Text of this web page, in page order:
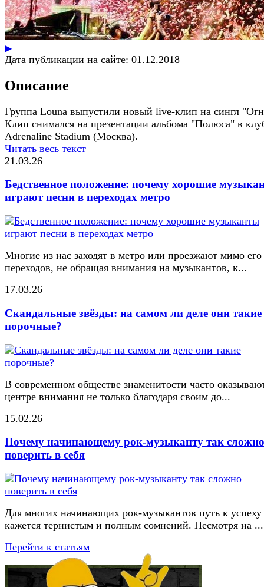
▶
Дата публикации на сайте: 01.12.2018
Описание
Группа Louna выпустили новый live-клип на сингл
Клип снимался на презентации альбома "Полюса" в
Adrenaline Stadium (Москва).
Читать весь текст
21.03.26
Бедственное положение: почему хорошие
играют песни в переходах метро
Многие из нас заходят в метро или проезжают мимо его
переходов, не обращая внимания на музыкантов, к...
17.03.26
Скандальные звёзды: на самом ли деле они такие
порочные?
В современном обществе знаменитости часто
центре внимания не только благодаря своим до...
15.02.26
Почему начинающему рок-музыканту так сложно
поверить в себя
Для многих начинающих рок-музыкантов путь к успеху
кажется тернистым и полным сомнений. Несмотря на ...
Перейти к статьям